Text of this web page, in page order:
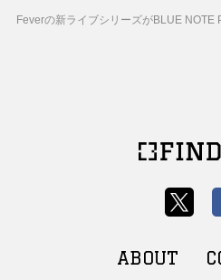
Feverの新ライブシリーズがBLUE NOTE
ABOUT